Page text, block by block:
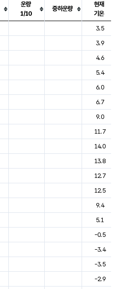
온, 강수, 바람, 기압등을 안내한 표입
운량
1/10
중하운량
현재
기온
3.5
3.9
4.6
5.4
6.0
6.7
9.0
11.7
14.0
13.8
12.7
12.5
9.4
5.1
-0.5
-3.4
-3.5
-2.9